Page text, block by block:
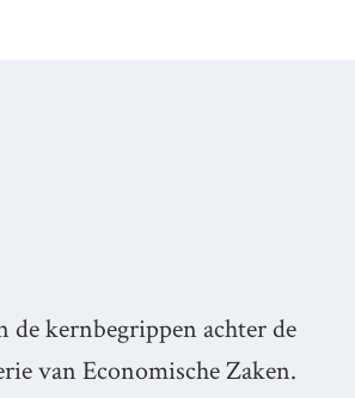
de kernbegrippen achter de
van Economische Zaken.